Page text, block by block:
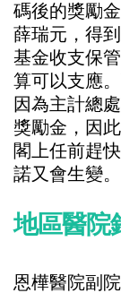
碼後的獎勵
薛瑞元，得
基金收支保
算可以支應
因為主計總
獎勵金，因
閣上任前趕
諾又會生變。
地區醫院
恩樺醫院副